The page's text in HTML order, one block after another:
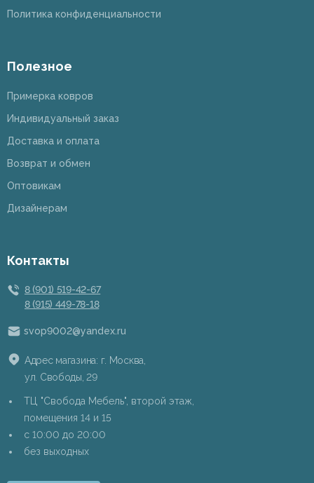
Политика конфиденциальности
Полезное
Примерка ковров
Индивидуальный заказ
Доставка и оплата
Возврат и обмен
Оптовикам
Дизайнерам
Контакты
8 (901) 519-42-67
8 (915) 449-78-18
svop9002@yandex.ru
Адрес магазина: г. Москва,
ул. Свободы, 29
ТЦ "Свобода Мебель", второй этаж,
помещения 14 и 15
c 10:00 до 20:00
без выходных